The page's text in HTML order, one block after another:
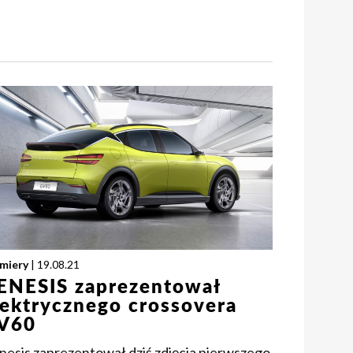
| 19.08.21
zaprezentował
crossovera